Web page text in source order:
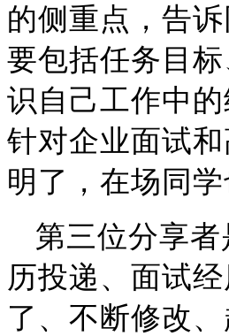
的侧重点，告
要包括任务目
识自己工作中
针对企业面试
明了，在场同
第三位分享者
历投递、面试
了、不断修改